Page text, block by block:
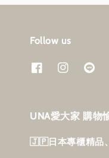
Follow us
UNA愛大家 購物
🇯🇵日本專櫃精品